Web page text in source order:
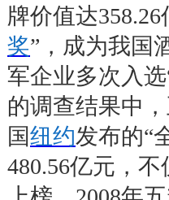
牌价值达358.26
奖” ，成为我国
军企业多次入选
的调查结果中
国纽约发布的“
480.56亿元，不